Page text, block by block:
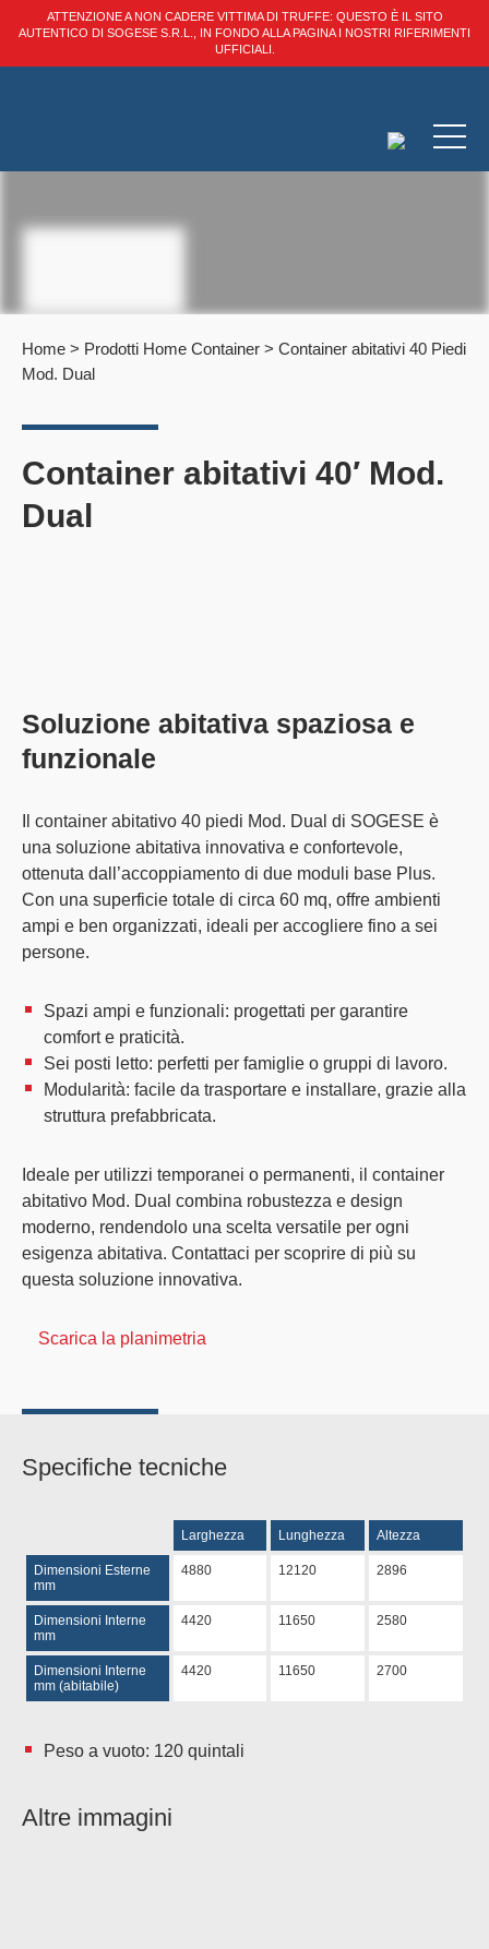
ATTENZIONE A NON CADERE VITTIMA DI TRUFFE: QUESTO È IL SITO
AUTENTICO DI SOGESE S.R.L., IN FONDO ALLA PAGINA I NOSTRI RIFERIMENTI
UFFICIALI.
Home > Prodotti Home Container > Container abitativi 40 Piedi
Mod. Dual
Container abitativi 40′ Mod.
Dual
Soluzione abitativa spaziosa e
funzionale
container abitativo 40 piedi Mod. Dual di SOGESE è
una soluzione abitativa innovativa e confortevole,
ottenuta dall’accoppiamento di due moduli base Plus.
Con una superficie totale di circa 60 mq, offre ambienti
ampi e ben organizzati, ideali per accogliere fino a sei
persone.
Spazi ampi e funzionali: progettati per garantire
comfort e praticità.
Sei posti letto: perfetti per famiglie o gruppi di lavoro.
Modularità: facile da trasportare e installare, grazie alla
struttura prefabbricata.
Ideale per utilizzi temporanei o permanenti, il container
abitativo Mod. Dual combina robustezza e design
moderno, rendendolo una scelta versatile per ogni
esigenza abitativa. Contattaci per scoprire di più su
questa soluzione innovativa.
Scarica la planimetria
Specifiche tecniche
Larghezza Lunghezza Altezza
Dimensioni Esterne
mm
4880 12120 2896
Dimensioni Interne
mm
4420 11650 2580
Dimensioni Interne
mm (abitabile)
4420 11650 2700
Peso a vuoto: 120 quintali
Altre immagini